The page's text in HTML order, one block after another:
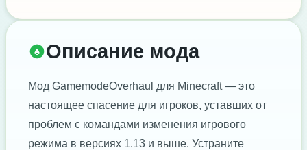
Описание мода
Мод GamemodeOverhaul для Minecraft — это
настоящее спасение для игроков, уставших от
проблем с командами изменения игрового
режима в версиях 1.13 и выше. Устраните